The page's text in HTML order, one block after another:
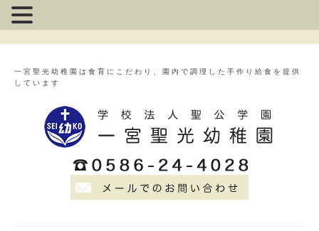
一宮聖光幼稚園は食育にこだわり、園内で調理した手作り給食を提供
しています